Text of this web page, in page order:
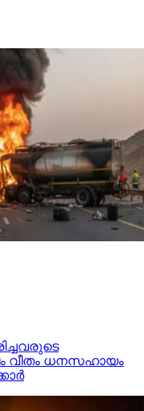
ധനസഹായം